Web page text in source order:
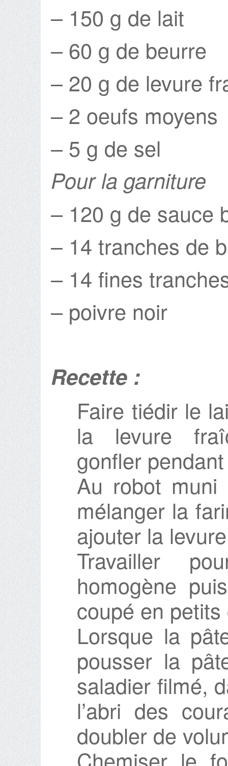
– 150 g de lait
– 60 g de beurre
– 20 g de levure
– 2 oeufs moyens
– 5 g de sel
Pour la garniture
– 120 g de sauce
– 14 tranches de
– 14 fines
– poivre noir
Recette :
Faire tiédir le
la levure
gonfler
Au robot
mélanger la
ajouter la
Travailler
homogène
coupé en
Lorsque la
pousser la
saladier filmé,
l’abri des
doubler de
Chemiser le